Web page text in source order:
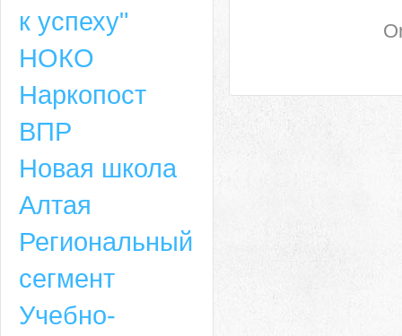
к успеху"
НОКО
Наркопост
ВПР
Новая школа
Алтая
Региональный
сегмент
Учебно-